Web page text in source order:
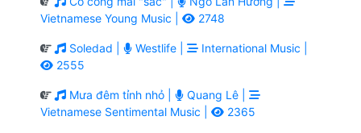
Vietnamese Young Music |
2748
Soledad | Westlife |
International Music |
2555
Mưa đêm tỉnh nhỏ |
Quang Lê |
Vietnamese Sentimental Music |
2365